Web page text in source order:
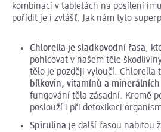
kombinaci v tabletách na posílení
pořídit je i zvlášť. Jak nám tyto
Chlorella je sladkovodní řasa,
pohlcovat v našem těle
tělo je později vyloučí. Chlorella
bílkovin, vitamínů a
fungování těla zásadní. Kromě
poslouží i při detoxikaci
Spirulina je další řasou nabitou